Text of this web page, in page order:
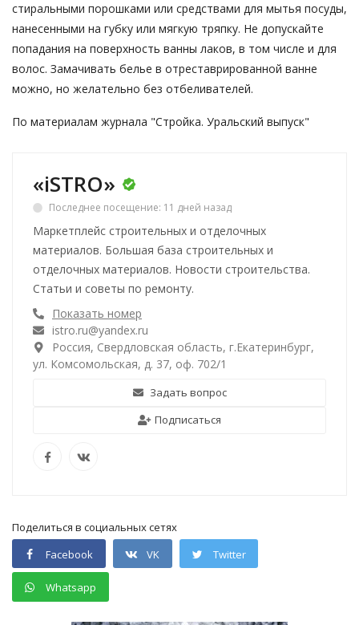
стиральными порошками или средствами для мытья посуды,
нанесенными на губку или мягкую тряпку. Не допускайте
попадания на поверхность ванны лаков, в том числе и для
волос. Замачивать белье в отреставрированной ванне
можно, но желательно без отбеливателей.
По материалам журнала "Стройка. Уральский выпуск"
«iSTRO»
Последнее посещение: 11 дней назад
Маркетплейс строительных и отделочных
материалов. Большая база строительных и
отделочных материалов. Новости строительства.
Статьи и советы по ремонту.
Показать номер
istro.ru@yandex.ru
Россия, Свердловская область, г.Екатеринбург,
ул. Комсомольская, д. 37, оф. 702/1
Задать вопрос
Подписаться
Поделиться в социальных сетях
Facebook
VK Twitter
Whatsapp